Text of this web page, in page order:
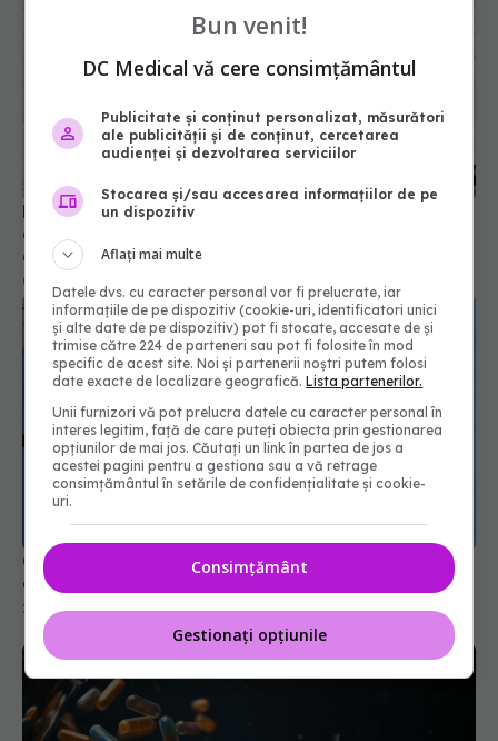
FDA a aprobat prima pastilă care reduce
colesterolul rău cu aproape 60%. Ce se întâmplă
cu statinele
05 aug 2026, 14:23
Ce reacții adverse apar când începi un tratament
de tensiune și cum le recunoști rapid
29 mai 2026, 17:16
Bun venit!
DC Medical vă cere consimțământul
Publicitate și conținut personalizat, măsurători
ale publicității și de conținut, cercetarea
audienței și dezvoltarea serviciilor
Stocarea și/sau accesarea informațiilor de pe
un dispozitiv
Aflați mai multe
Datele dvs. cu caracter personal vor fi prelucrate, iar
informațiile de pe dispozitiv (cookie-uri, identificatori unici
și alte date de pe dispozitiv) pot fi stocate, accesate de și
trimise către 224 de parteneri sau pot fi folosite în mod
specific de acest site. Noi și partenerii noștri putem folosi
date exacte de localizare geografică.Lista partenerilor.
Unii furnizori vă pot prelucra datele cu caracter personal în
interes legitim, față de care puteți obiecta prin gestionarea
opțiunilor de mai jos. Căutați un link în partea de jos a
acestei pagini pentru a gestiona sau a vă retrage
consimțământul în setările de confidențialitate și cookie-
uri.
Consimțământ
Gestionați opțiunile